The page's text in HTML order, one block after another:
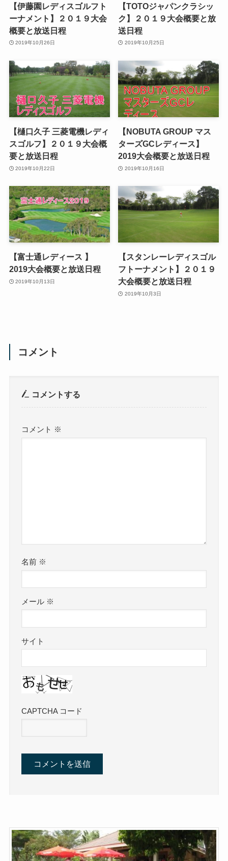
【伊藤園レディスゴルフト
ーナメント】２０１９大会
概要と放送日程
2019年10月26日
【TOTOジャパンクラシッ
ク】２０１９大会概要と放
送日程
2019年10月25日
【樋口久子 三菱電機レディ
スゴルフ】２０１９大会概
要と放送日程
2019年10月22日
【NOBUTA GROUP マス
ターズGCレディース】
2019大会概要と放送日程
2019年10月16日
【富士通レディース 】
2019大会概要と放送日程
2019年10月13日
【スタンレーレディスゴル
フトーナメント】２０１９
大会概要と放送日程
2019年10月3日
コメント
コメントする
コメント ※
名前 ※
メール ※
サイト
CAPTCHA コード